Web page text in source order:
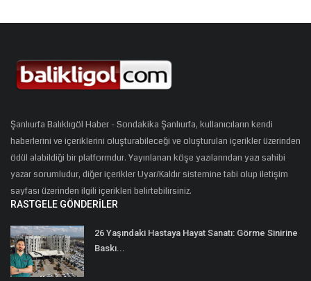
Şanlıurfa Balıklıgöl Haber - Sondakika Şanlıurfa, kullanıcıların kendi
haberlerini ve içeriklerini oluşturabileceği ve oluşturulan içerikler üzerinden
ödül alabildiği bir platformdur. Yayınlanan köşe yazılarından yazı sahibi
yazar sorumludur, diğer içerikler Uyar/Kaldır sistemine tabi olup iletişim
sayfası üzerinden ilgili içerikleri belirtebilirsiniz.
RASTGELE GÖNDERILER
26 Yaşındaki Hastaya Hayat Sanatı: Görme Sinirine
Baskı...